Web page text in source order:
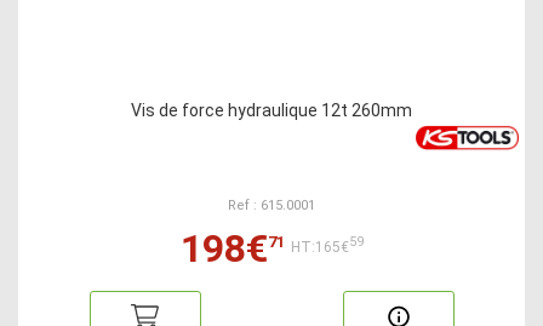
Vis de force hydraulique 12t 260mm
Ref : 615.0001
198€71 HT:165€59